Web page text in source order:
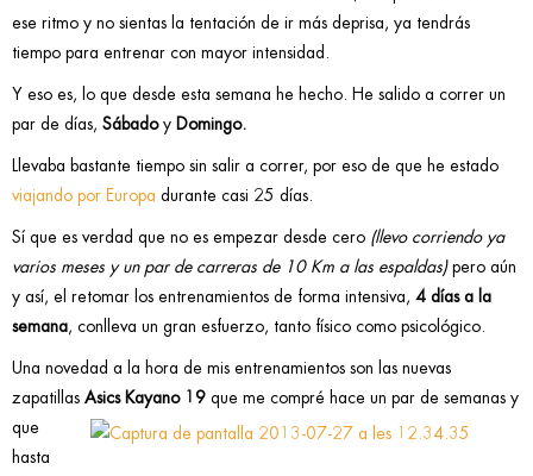
ese ritmo y no sientas la tentación de ir más deprisa, ya tendrás
tiempo para entrenar con mayor intensidad.
Y eso es, lo que desde esta semana he hecho. He salido a correr un
par de días, Sábado y Domingo.
Llevaba bastante tiempo sin salir a correr, por eso de que he estado
viajando por Europa durante casi 25 días.
Sí que es verdad que no es empezar desde cero (llevo corriendo ya
varios meses y un par de carreras de 10 Km a las espaldas) pero aún
y así, el retomar los entrenamientos de forma intensiva, 4 días a la
semana, conlleva un gran esfuerzo, tanto físico como psicológico.
Una novedad a la hora de mis entrenamientos son las nuevas
zapatillas Asics Kayano 19 que me compré hace un par de semanas y
que
hasta